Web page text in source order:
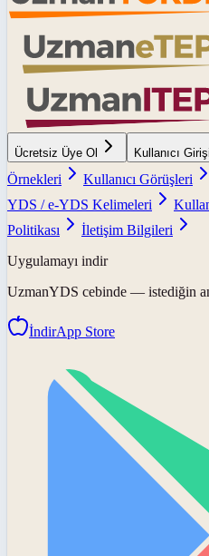
Ücretsiz Üye Ol Kullanıcı Girişi
Örnekleri
Kullanıcı Görüşleri
YDS / e-YDS Kelimeleri
Politikası
İletişim Bilgileri
Uygulamayı indir
UzmanYDS cebinde — istediğin
İndirApp Store